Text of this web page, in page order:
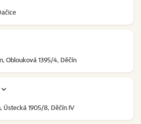
Oblouková 1395/4, Děčín
Ústecká 1905/8, Děčín IV